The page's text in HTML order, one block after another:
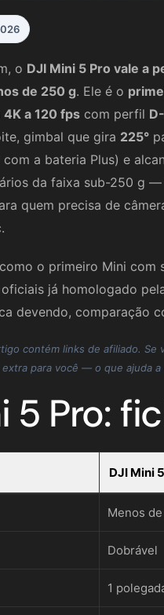
o DJI Mini 5 Pro vale a
de 250 g. Ele é o
4K a 120 fps com perfil
gimbal que gira 225°
a bateria Plus) e
da faixa sub-250 g
quem precisa de
o primeiro Mini com
já homologado
devendo, comparação
contém links de afiliado.
para você — o que ajuda
5 Pro:
DJI Mini
Menos
Dobrável
1